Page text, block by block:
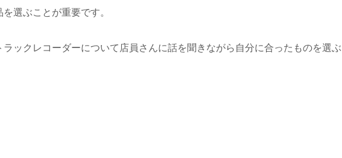
選ぶことが重要です。
ックレコーダーについて店員さんに話を聞きながら自分に合ったものを選ぶ